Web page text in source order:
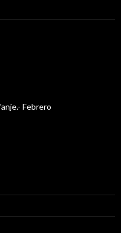
Febrero